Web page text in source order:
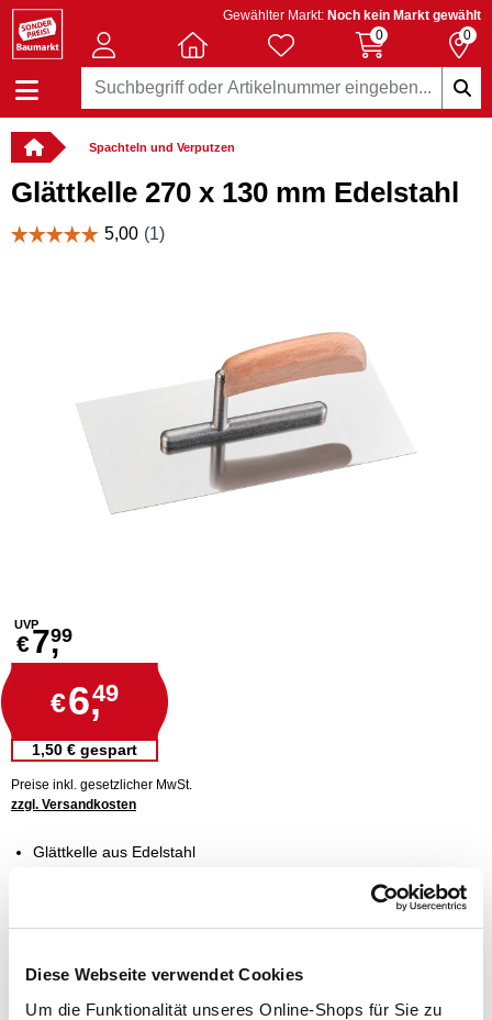
Diese Webseite verwendet Cookies
Um die Funktionalität unseres Online-Shops für Sie zu
Gewählter Markt: Noch kein Markt gewählt
0
0
Spachteln und Verputzen
Glättkelle 270 x 130 mm Edelstahl
UVP
€7,99
€6,49
1,50 € gespart
Preise inkl. gesetzlicher MwSt.
zzgl. Versandkosten
Glättkelle aus Edelstahl
Verfügbarkeit online: Auf Lager